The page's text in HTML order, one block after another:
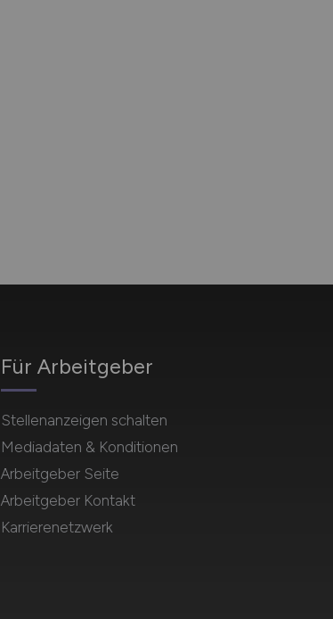
Für Arbeitgeber
Stellenanzeigen schalten
Mediadaten & Konditionen
Arbeitgeber Seite
Arbeitgeber Kontakt
Karrierenetzwerk